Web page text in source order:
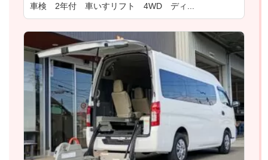
車検 2年付 車いすリフト 4WD ディ...